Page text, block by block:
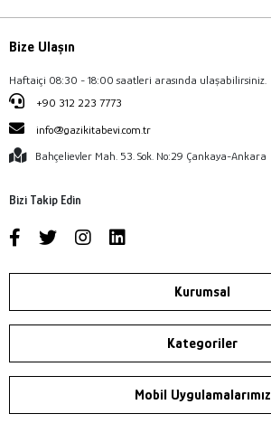
Bize Ulaşın
Haftaiçi 08:30 - 18:00 saatleri arasında ulaşabilirsiniz.
+90 312 223 7773
info@gazikitabevi.com.tr
Bahçelievler Mah. 53. Sok. No:29 Çankaya-Ankara
Bizi Takip Edin
Kurumsal
Kategoriler
Mobil Uygulamalarımız